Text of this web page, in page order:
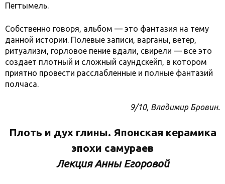
Пегтымель.
Собственно говоря, альбом — это фантазия на тему
данной истории. Полевые записи, варганы, ветер,
ритуализм, горловое пение вдали, свирели — все это
создает плотный и сложный саундскейп, в котором
приятно провести расслабленные и полные фантазий
полчаса.
9/10, Владимир Бровин.
Плоть и дух глины. Японская керамика
эпохи самураев
Лекция Анны Егоровой